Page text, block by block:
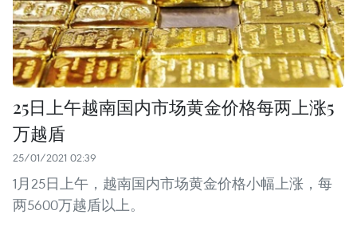
25日上午越南国内市场黄金价格每两上涨5
万越盾
25/01/2021 02:39
1月25日上午，越南国内市场黄金价格小幅上涨，每
两5600万越盾以上。